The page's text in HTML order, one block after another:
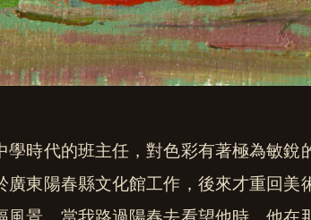
學時代的班主任，對色彩有著極為敏銳
廣東陽春縣文化館工作，後來才重回美